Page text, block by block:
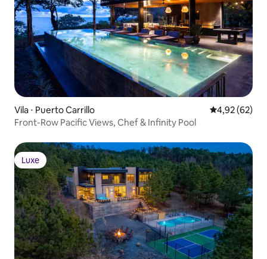
Vila ⋅ Puerto Carrillo 4,92 de uma
4,92 (62)
Front-Row Pacific Views, Chef & Infinity Pool
Luxe
Luxe